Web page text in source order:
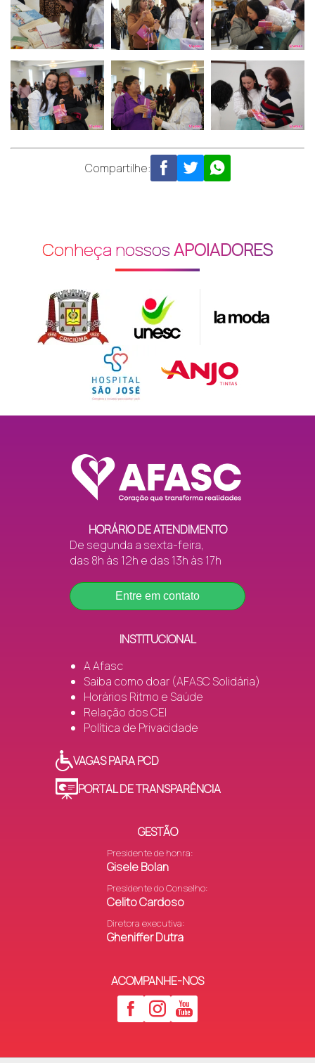
Compartilhe:
Conheça nossosAPOIADORES
HORÁRIO DE ATENDIMENTO
De segunda a sexta-feira,
das 8h às 12h e das 13h às 17h
Entre em contato
INSTITUCIONAL
A Afasc
Saiba como doar (AFASC Solidária)
Horários Ritmo e Saúde
Relação dos CEI
Política de Privacidade
VAGAS PARA PCD
PORTAL DE TRANSPARÊNCIA
GESTÃO
Presidente de honra:
Gisele Bolan
Presidente do Conselho:
Celito Cardoso
Diretora executiva:
Gheniffer Dutra
ACOMPANHE-NOS